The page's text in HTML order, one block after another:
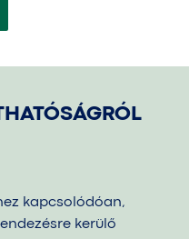
kapcsolódóan,
kerülő